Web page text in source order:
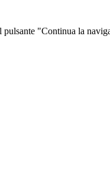
"Continua la